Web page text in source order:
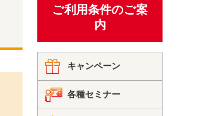
ご利用条件のご案
内
キャンペーン
各種セミナー